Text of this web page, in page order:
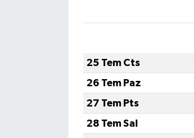
25 Tem Cts
26 Tem Paz
27 Tem Pts
28 Tem Sal